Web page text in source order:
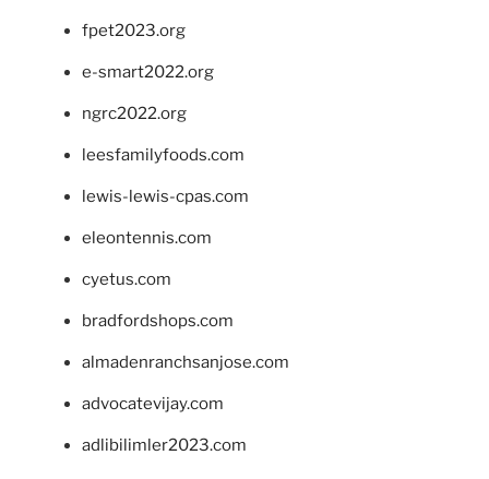
fpet2023.org
e-smart2022.org
ngrc2022.org
leesfamilyfoods.com
lewis-lewis-cpas.com
eleontennis.com
cyetus.com
bradfordshops.com
almadenranchsanjose.com
advocatevijay.com
adlibilimler2023.com